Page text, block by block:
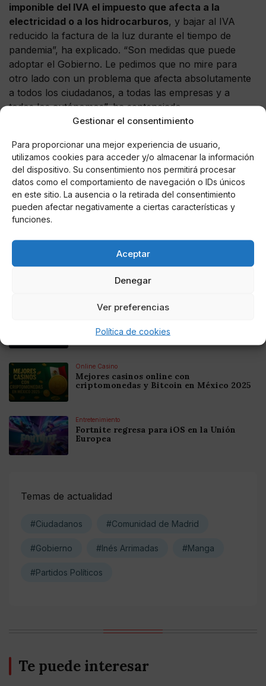
Gestionar el consentimiento
Para proporcionar una mejor experiencia de usuario,
utilizamos cookies para acceder y/o almacenar la información
del dispositivo. Su consentimiento nos permitirá procesar
datos como el comportamiento de navegación o IDs únicos
en este sitio. La ausencia o la retirada del consentimiento
pueden afectar negativamente a ciertas características y
funciones.
Aceptar
Denegar
Ver preferencias
Política de cookies
imponible del IVA el impuesto que afecta a la
electricidad o a los hidrocarburos, y bajar al IVA
reducido la factura de la luz durante el tiempo de
pandemia”, ha explicado. “Son medidas que puede
adoptar el Gobierno. Le pedimos que no mire para
otro lado con un problema que afecta absolutamente
a todos los ciudadanos, a todas las empresas y a
todos los autónomos”, ha sentenciado.
AUTOR
Miguel P. Montes
Noticias relacionadas
Online Casino
Mejores Cripto Casinos Online en
Colombia 2025: Bitcoin Casinos
Online Casino
Criptomonedas en Argentina 2025
Online Casino
Mejores casinos online con
criptomonedas y Bitcoin en México 2025
Entretenimiento
Fortnite regresa para iOS en la Unión
Europea
Temas de actualidad
#Ciudadanos #Comunidad de Madrid
#Gobierno #Inés Arrimadas #Manga
#Partidos Políticos
Te puede interesar